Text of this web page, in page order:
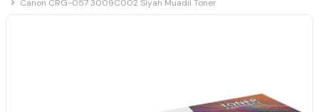
Canon CRG-057 3009C002 Siyah Muadil Toner